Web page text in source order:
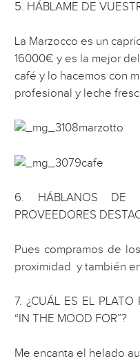
5. HÁBLAME DE
La Marzocco es un
16000€ y es la mejor
café y lo hacemos con
profesional y leche
6. HÁBLANOS DE
PROVEEDORES
Pues compramos de
proximidad y también
7. ¿CUÁL ES EL PLATO
“IN THE MOOD FOR”?
Me encanta el helado